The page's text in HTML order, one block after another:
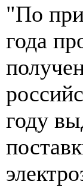
"По
года
году